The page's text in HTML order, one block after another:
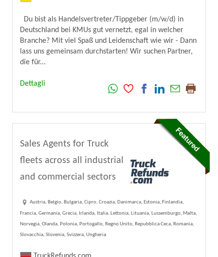
Du bist als Handelsvertreter/Tippgeber (m/w/d) in
Deutschland bei KMUs gut vernetzt, egal in welcher
Branche? Mit viel Spaß und Leidenschaft wie wir - Dann
lass uns gemeinsam durchstarten! Wir suchen Partner,
die für...
Dettagli
Sales Agents for Truck
fleets across all industrial
and commercial sectors
Austria, Belgio, Bulgaria, Cipro, Croazia, Danimarca, Estonia, Finlandia,
Francia, Germania, Grecia, Irlanda, Italia, Lettonia, Lituania, Lussemburgo, Malta,
Norvegia, Olanda, Polonia, Portogallo, Regno Unito, Repubblica Ceca, Romania,
Slovacchia, Slovenia, Svizzera, Ungheria